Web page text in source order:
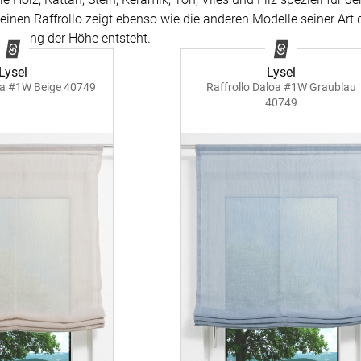
Akustik
PE
PET
Alle
Zubehör
Raffrollo zeigt ebenso wie die anderen Modelle seiner
der Höhe entsteht.
#1W Beige 40749
Lysel
Raffrollo Daloa #1W Graublau
40749